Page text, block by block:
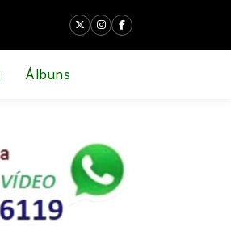
Álbuns